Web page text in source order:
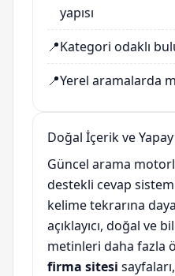
yapısı
📍Kategori odaklı
📍Yerel aramalarda
Doğal İçerik ve
Güncel arama
destekli cevap
kelime tekrarına
açıklayıcı, doğal ve
metinleri daha fazla
firma sitesi